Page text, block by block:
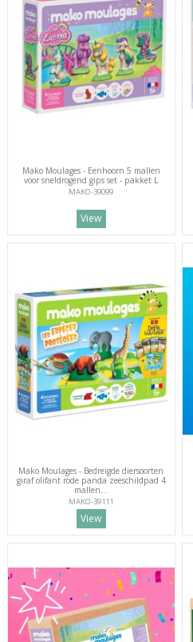
Mako Moulages - Eenhoorn 5 mallen
voor sneldrogend gips set - pakket L
MAKO-39099
View
Mako Moulages - Bedreigde diersoorten
giraf olifant rode panda zeeschildpad 4
mallen...
MAKO-39111
View